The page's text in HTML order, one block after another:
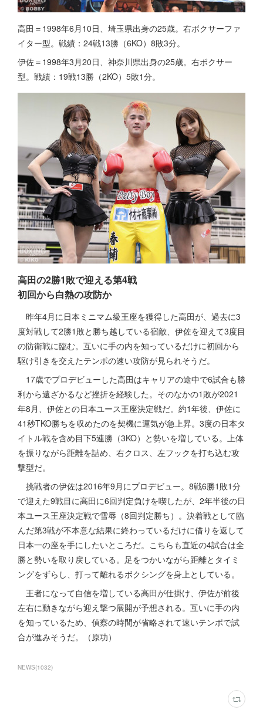
高田＝1998年6月10日、埼玉県出身の25歳。右ボクサーファ
イター型。戦績：24戦13勝（6KO）8敗3分。
伊佐＝1998年3月20日、神奈川県出身の25歳。右ボクサー
型。戦績：19戦13勝（2KO）5敗1分。
高田の2勝1敗で迎える第4戦
初回から白熱の攻防か
昨年4月に日本ミニマム級王座を獲得した高田が、過去に3
度対戦して2勝1敗と勝ち越している宿敵、伊佐を迎えて3度目
の防衛戦に臨む。互いに手の内を知っているだけに初回から
駆け引きを交えたテンポの速い攻防が見られそうだ。
17歳でプロデビューした高田はキャリアの途中で6試合も勝
利から遠ざかるなど挫折を経験した。そのなかの1敗が2021
年8月、伊佐との日本ユース王座決定戦だ。約1年後、伊佐に
41秒TKO勝ちを収めたのを契機に運気が急上昇。3度の日本タ
イトル戦を含め目下5連勝（3KO）と勢いを増している。上体
を振りながら距離を詰め、右クロス、左フックを打ち込む攻
撃型だ。
挑戦者の伊佐は2016年9月にプロデビュー。8戦6勝1敗1分
で迎えた9戦目に高田に6回判定負けを喫したが、2年半後の日
本ユース王座決定戦で雪辱（8回判定勝ち）。決着戦として臨
んだ第3戦が不本意な結果に終わっているだけに借りを返して
日本一の座を手にしたいところだ。こちらも直近の4試合は全
勝と勢いを取り戻している。足をつかいながら距離とタイミ
ングをずらし、打って離れるボクシングを身上としている。
王者になって自信を増している高田が仕掛け、伊佐が前後
左右に動きながら迎え撃つ展開が予想される。互いに手の内
を知っているため、偵察の時間が省略されて速いテンポで試
合が進みそうだ。（原功）
NEWS(1032)